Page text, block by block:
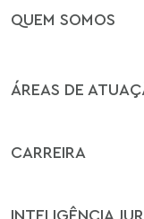
QUEM SOMOS
ÁREAS DE
CARREIRA
INTELIGÊNCIA